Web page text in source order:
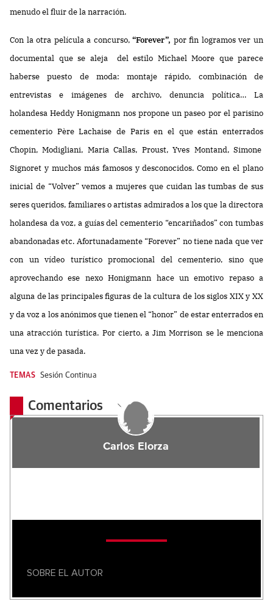
menudo el fluir de la narración.
Con la otra película a concurso,“Forever”, por fin logramos ver un
documental que se aleja del estilo Michael Moore que parece
haberse puesto de moda: montaje rápido, combinación de
entrevistas e imágenes de archivo, denuncia política… La
holandesa Heddy Honigmann nos propone un paseo por el parisino
cementerio Père Lachaise de Paris en el que están enterrados
Chopin, Modigliani, Maria Callas, Proust, Yves Montand, Simone
Signoret y muchos más famosos y desconocidos. Como en el plano
inicial de “Volver” vemos a mujeres que cuidan las tumbas de sus
seres queridos, familiares o artistas admirados a los que la directora
holandesa da voz, a guías del cementerio “encariñados” con tumbas
abandonadas etc. Afortunadamente “Forever” no tiene nada que ver
con un vídeo turístico promocional del cementerio, sino que
aprovechando ese nexo Honigmann hace un emotivo repaso a
alguna de las principales figuras de la cultura de los siglos XIX y XX
y da voz a los anónimos que tienen el “honor” de estar enterrados en
una atracción turística. Por cierto, a Jim Morrison se le menciona
una vez y de pasada.
TEMAS Sesión Continua
Comentarios
Carlos Elorza
SOBRE EL AUTOR